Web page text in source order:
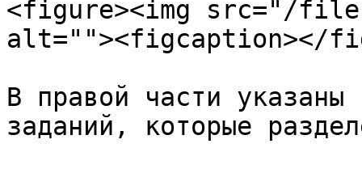
<figure><img src="/files/
alt=""><figcaption></
В правой части указаны
заданий, которые